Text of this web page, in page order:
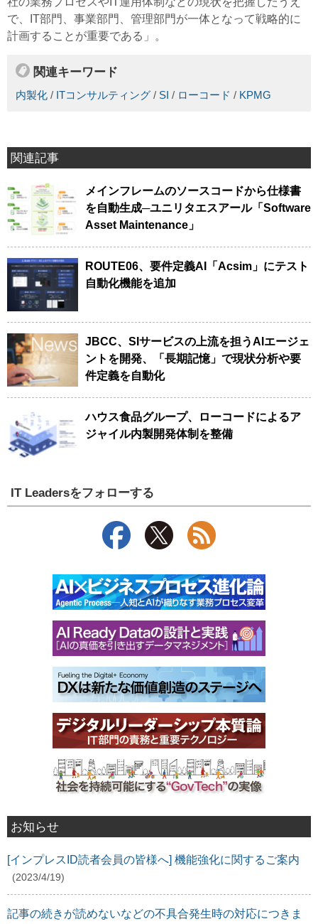
で、IT部門、事業部門、管理部門が一体となって戦略的に
計画することが重要である」。
関連キーワード
内製化 / ITコンサルティング / SI / ローコード / KPMG
関連記事
メインフレームのソースコードから仕様書
を自動生成─ユニリタエスアール「Software
Asset Maintenance」
ROUTE06、要件定義AI「Acsim」にテスト
自動化機能を追加
JBCC、SIサービスの上流を担うAIエージェ
ントを開発、「長期記憶」で現状分析や要
件定義を自動化
ハウス食品グループ、ローコードによるア
ジャイル内製開発体制を整備
IT Leadersをフォローする
お知らせ
[インプレスID読者会員の皆様へ] 機能強化に関するご案内
(2023/4/19)
記事の続きが読めないなどの不具合発生時の対応につきま